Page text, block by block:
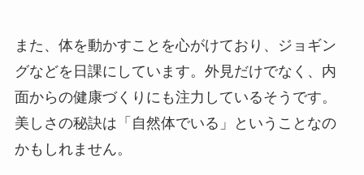
また、体を動かすことを心がけており、ジョギン
グなどを日課にしています。外見だけでなく、内
面からの健康づくりにも注力しているそうです。
美しさの秘訣は「自然体でいる」ということなの
かもしれません。